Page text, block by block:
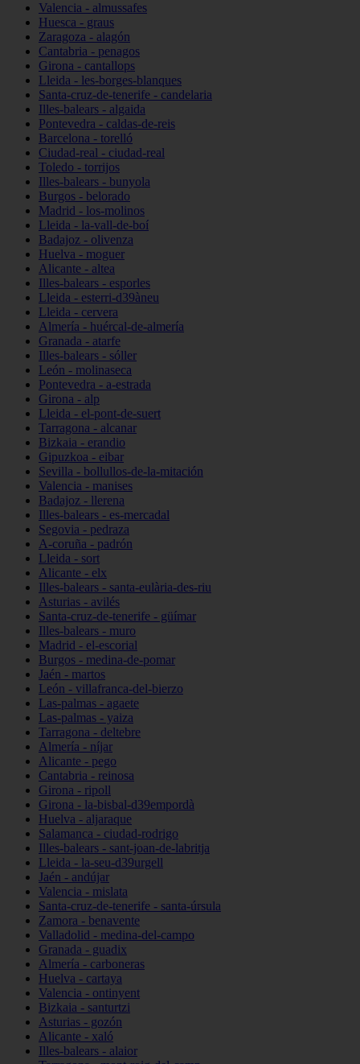
Valencia - almussafes
Huesca - graus
Zaragoza - alagón
Cantabria - penagos
Girona - cantallops
Lleida - les-borges-blanques
Santa-cruz-de-tenerife - candelaria
Illes-balears - algaida
Pontevedra - caldas-de-reis
Barcelona - torelló
Ciudad-real - ciudad-real
Toledo - torrijos
Illes-balears - bunyola
Burgos - belorado
Madrid - los-molinos
Lleida - la-vall-de-boí
Badajoz - olivenza
Huelva - moguer
Alicante - altea
Illes-balears - esporles
Lleida - esterri-d39àneu
Lleida - cervera
Almería - huércal-de-almería
Granada - atarfe
Illes-balears - sóller
León - molinaseca
Pontevedra - a-estrada
Girona - alp
Lleida - el-pont-de-suert
Tarragona - alcanar
Bizkaia - erandio
Gipuzkoa - eibar
Sevilla - bollullos-de-la-mitación
Valencia - manises
Badajoz - llerena
Illes-balears - es-mercadal
Segovia - pedraza
A-coruña - padrón
Lleida - sort
Alicante - elx
Illes-balears - santa-eulària-des-riu
Asturias - avilés
Santa-cruz-de-tenerife - güímar
Illes-balears - muro
Madrid - el-escorial
Burgos - medina-de-pomar
Jaén - martos
León - villafranca-del-bierzo
Las-palmas - agaete
Las-palmas - yaiza
Tarragona - deltebre
Almería - níjar
Alicante - pego
Cantabria - reinosa
Girona - ripoll
Girona - la-bisbal-d39empordà
Huelva - aljaraque
Salamanca - ciudad-rodrigo
Illes-balears - sant-joan-de-labritja
Lleida - la-seu-d39urgell
Jaén - andújar
Valencia - mislata
Santa-cruz-de-tenerife - santa-úrsula
Zamora - benavente
Valladolid - medina-del-campo
Granada - guadix
Almería - carboneras
Huelva - cartaya
Valencia - ontinyent
Bizkaia - santurtzi
Asturias - gozón
Alicante - xaló
Illes-balears - alaior